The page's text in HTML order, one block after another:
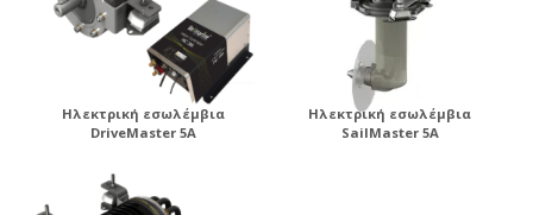
Ηλεκτρική εσωλέμβια
DriveMaster 5A
Ηλεκτρική εσωλέμβια
SailMaster 5A